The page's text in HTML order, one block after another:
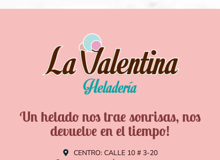
Un helado nos trae sonrisas, nos
devuelve en el tiempo!
CENTRO: CALLE 10 # 3-20